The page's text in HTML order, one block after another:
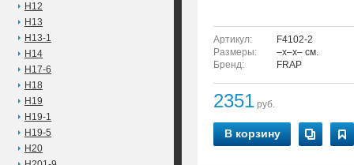
H12
H13
H13-1
H14
H17-6
H18
H19
H19-1
H19-5
H20
Артикул:
F4102-2
Размеры:
–x–x– см.
Бренд:
FRAP
2351 руб.
В корзину